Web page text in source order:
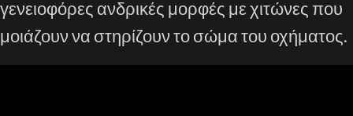
γενειοφόρες ανδρικές μορφές με χιτώνες που
μοιάζουν να στηρίζουν το σώμα του οχήματος.